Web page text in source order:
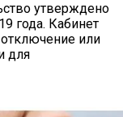
утверждено
года. Кабинет
или
для